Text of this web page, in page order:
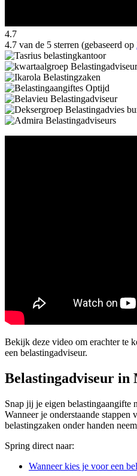
4.7
4.7 van de 5 sterren (gebaseerd op
Bekijk deze video om erachter te
een belastingadviseur.
Belastingadviseur in
Snap jij je eigen belastingaangifte
Wanneer je onderstaande
belastingzaken onder handen
Spring direct naar:
Wanneer kies je voor een